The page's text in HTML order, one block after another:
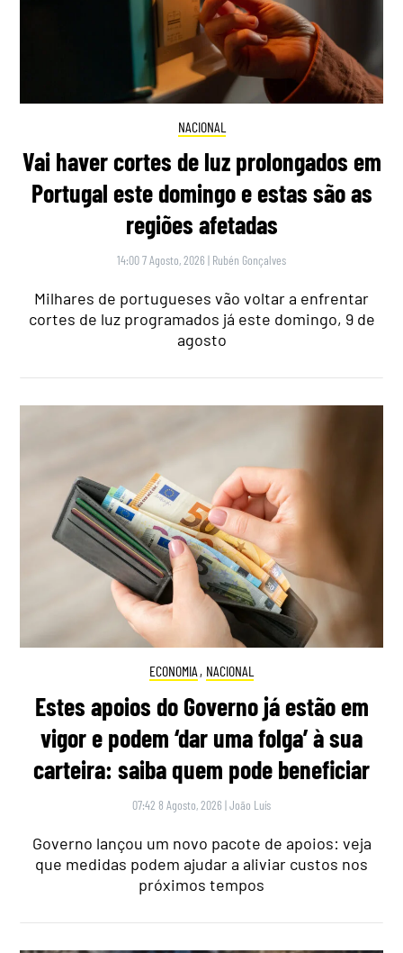
NACIONAL
Vai haver cortes de luz prolongados em
Portugal este domingo e estas são as
regiões afetadas
14:00 7 Agosto, 2026 | Rubén Gonçalves
Milhares de portugueses vão voltar a enfrentar
cortes de luz programados já este domingo, 9 de
agosto
ECONOMIA , NACIONAL
Estes apoios do Governo já estão em
vigor e podem ‘dar uma folga’ à sua
carteira: saiba quem pode beneficiar
07:42 8 Agosto, 2026 |João Luís
Governo lançou um novo pacote de apoios: veja
que medidas podem ajudar a aliviar custos nos
próximos tempos